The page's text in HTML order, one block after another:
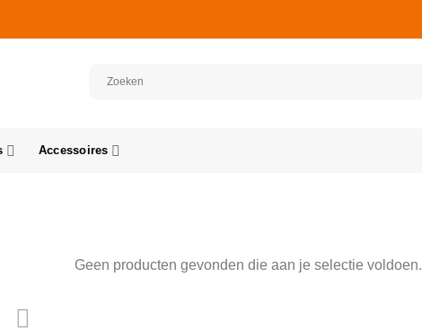
Accessoires
Geen producten gevonden die aan je selectie voldoen.